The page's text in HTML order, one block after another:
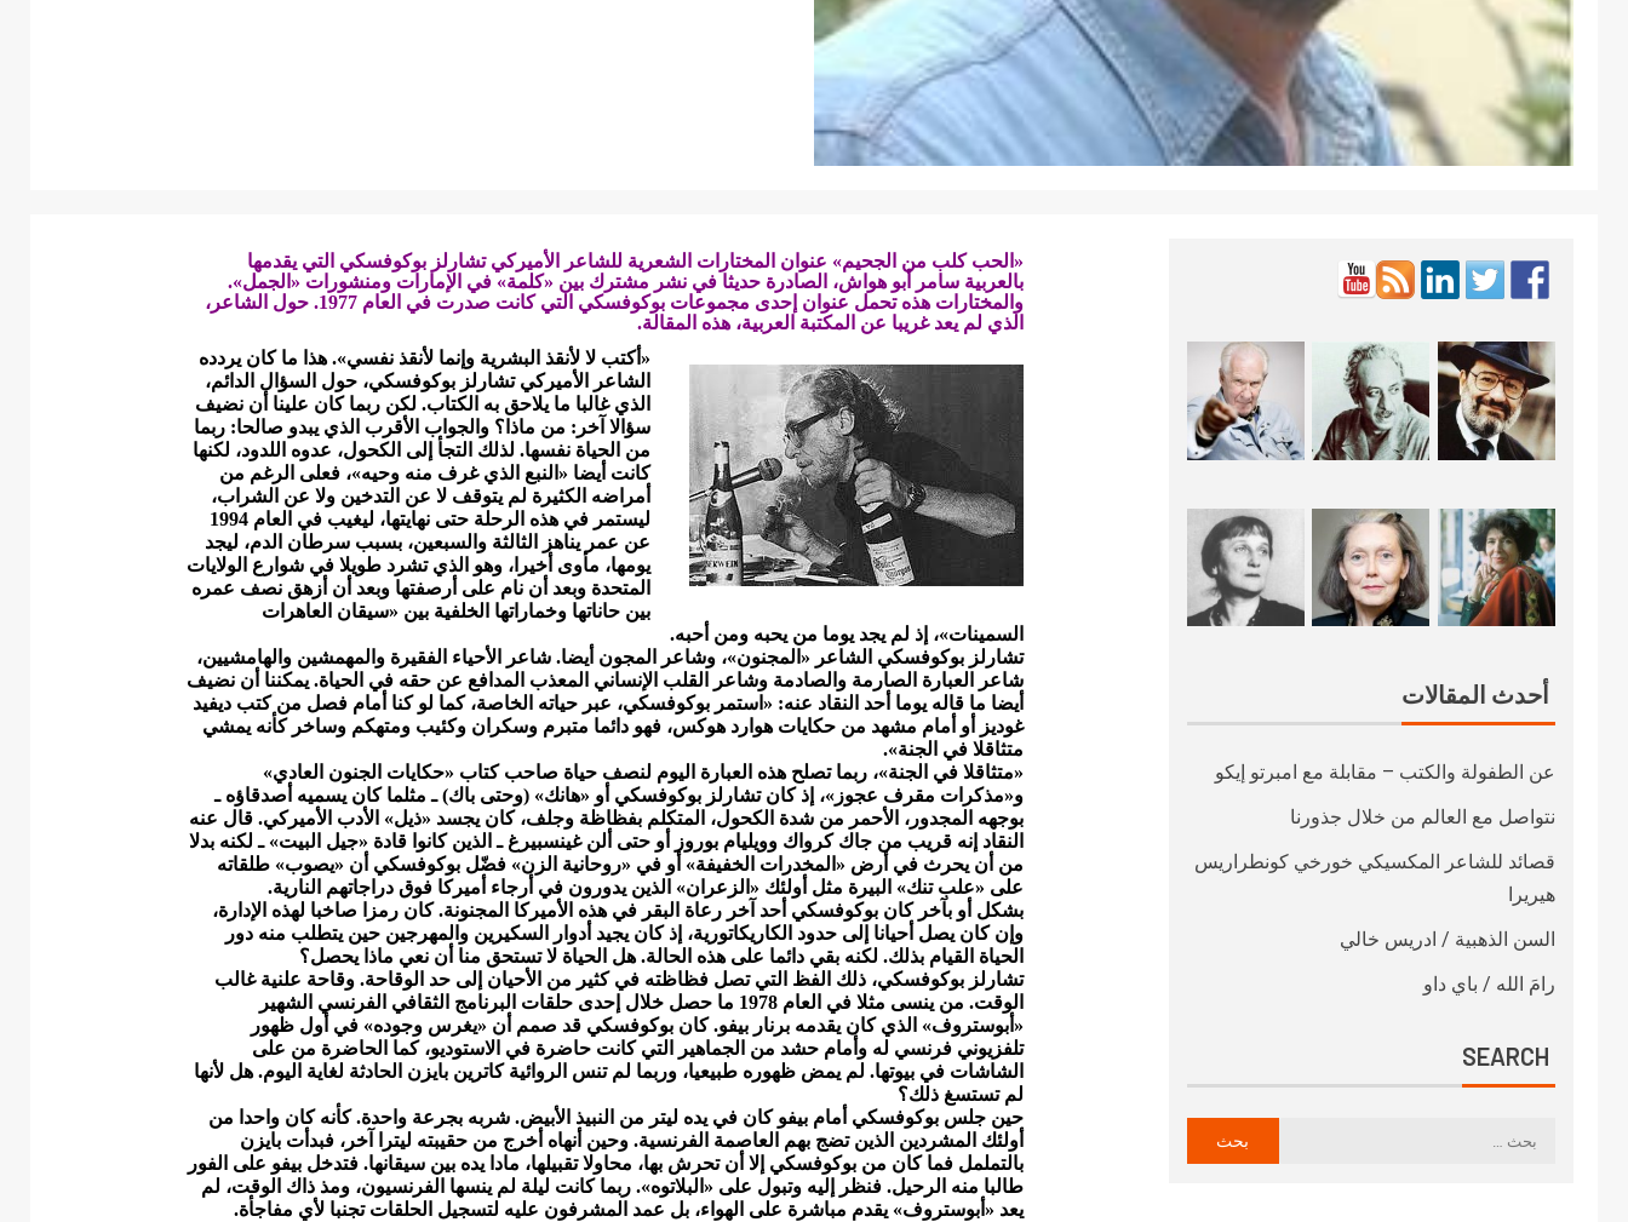
«الحب كلب من الجحيم» عنوان المختارات الشعرية للشاعر الأميركي تشارلز بوكوفسكي التي يقدمها
بالعربية سامر أبو هواش، الصادرة حديثا في نشر مشترك بين «كلمة» في الإمارات ومنشورات «الجمل».
والمختارات هذه تحمل عنوان إحدى مجموعات بوكوفسكي التي كانت صدرت في العام 1977. حول الشاعر،
الذي لم يعد غريبا عن المكتبة العربية، هذه المقالة.
«أكتب لا لأنقذ البشرية وإنما لأنقذ نفسي». هذا ما كان يردده
الشاعر الأميركي تشارلز بوكوفسكي، حول السؤال الدائم،
الذي غالبا ما يلاحق به الكتاب. لكن ربما كان علينا أن نضيف
سؤالا آخر: من ماذا؟ والجواب الأقرب الذي يبدو صالحا: ربما
من الحياة نفسها. لذلك التجأ إلى الكحول، عدوه اللدود، لكنها
كانت أيضا «النبع الذي غرف منه وحيه»، فعلى الرغم من
أمراضه الكثيرة لم يتوقف لا عن التدخين ولا عن الشراب،
ليستمر في هذه الرحلة حتى نهايتها، ليغيب في العام 1994
عن عمر يناهز الثالثة والسبعين، بسبب سرطان الدم، ليجد
يومها، مأوى أخيرا، وهو الذي تشرد طويلا في شوارع الولايات
المتحدة وبعد أن نام على أرصفتها وبعد أن أزهق نصف عمره
بين حاناتها وخماراتها الخلفية بين «سيقان العاهرات
السمينات»، إذ لم يجد يوما من يحبه ومن أحبه.
تشارلز بوكوفسكي الشاعر «المجنون»، وشاعر المجون أيضا. شاعر الأحياء الفقيرة والمهمشين والهامشيين،
شاعر العبارة الصارمة والصادمة وشاعر القلب الإنساني المعذب المدافع عن حقه في الحياة. يمكننا أن نضيف
أيضا ما قاله يوما أحد النقاد عنه: «استمر بوكوفسكي، عبر حياته الخاصة، كما لو كنا أمام فصل من كتب ديفيد
غوديز أو أمام مشهد من حكايات هوارد هوكس، فهو دائما متبرم وسكران وكئيب ومتهكم وساخر كأنه يمشي
متثاقلا في الجنة».
«متثاقلا في الجنة»، ربما تصلح هذه العبارة اليوم لنصف حياة صاحب كتاب «حكايات الجنون العادي»
و«مذكرات مقرف عجوز»، إذ كان تشارلز بوكوفسكي أو «هانك» (وحتى باك) ـ مثلما كان يسميه أصدقاؤه ـ
بوجهه المجدور، الأحمر من شدة الكحول، المتكلم بفظاظة وجلف، كان يجسد «ذيل» الأدب الأميركي. قال عنه
النقاد إنه قريب من جاك كرواك وويليام بوروز أو حتى ألن غينسبيرغ ـ الذين كانوا قادة «جيل البيت» ـ لكنه بدلا
من أن يحرث في أرض «المخدرات الخفيفة» أو في «روحانية الزن» فضّل بوكوفسكي أن «يصوب» طلقاته
على «علب تنك» البيرة مثل أولئك «الزعران» الذين يدورون في أرجاء أميركا فوق دراجاتهم النارية.
بشكل أو بآخر كان بوكوفسكي أحد آخر رعاة البقر في هذه الأميركا المجنونة. كان رمزا صاخبا لهذه الإدارة،
وإن كان يصل أحيانا إلى حدود الكاريكاتورية، إذ كان يجيد أدوار السكيرين والمهرجين حين يتطلب منه دور
الحياة القيام بذلك. لكنه بقي دائما على هذه الحالة. هل الحياة لا تستحق منا أن نعي ماذا يحصل؟
تشارلز بوكوفسكي، ذلك الفظ التي تصل فظاظته في كثير من الأحيان إلى حد الوقاحة. وقاحة علنية غالب
الوقت. من ينسى مثلا في العام 1978 ما حصل خلال إحدى حلقات البرنامج الثقافي الفرنسي الشهير
«أبوستروف» الذي كان يقدمه برنار بيفو. كان بوكوفسكي قد صمم أن «يغرس وجوده» في أول ظهور
تلفزيوني فرنسي له وأمام حشد من الجماهير التي كانت حاضرة في الاستوديو، كما الحاضرة من على
الشاشات في بيوتها. لم يمض ظهوره طبيعيا، وربما لم تنس الروائية كاترين بايزن الحادثة لغاية اليوم. هل لأنها
لم تستسغ ذلك؟
حين جلس بوكوفسكي أمام بيفو كان في يده ليتر من النبيذ الأبيض. شربه بجرعة واحدة. كأنه كان واحدا من
أولئك المشردين الذين تضج بهم العاصمة الفرنسية. وحين أنهاه أخرج من حقيبته ليترا آخر، فبدأت بايزن
بالتململ فما كان من بوكوفسكي إلا أن تحرش بها، محاولا تقبيلها، مادا يده بين سيقانها. فتدخل بيفو على الفور
طالبا منه الرحيل. فنظر إليه وتبول على «البلاتوه». ربما كانت ليلة لم ينسها الفرنسيون، ومذ ذاك الوقت، لم
يعد «أبوستروف» يقدم مباشرة على الهواء، بل عمد المشرفون عليه لتسجيل الحلقات تجنبا لأي مفاجأة.
أحدث المقالات
عن الطفولة والكتب – مقابلة مع امبرتو إيكو
نتواصل مع العالم من خلال جذورنا
قصائد للشاعر المكسيكي خورخي كونطراريس
هيريرا
السن الذهبية / ادريس خالي
رامَ الله / باي داو
SEARCH